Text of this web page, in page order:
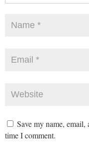
Save my name,
time I comment.